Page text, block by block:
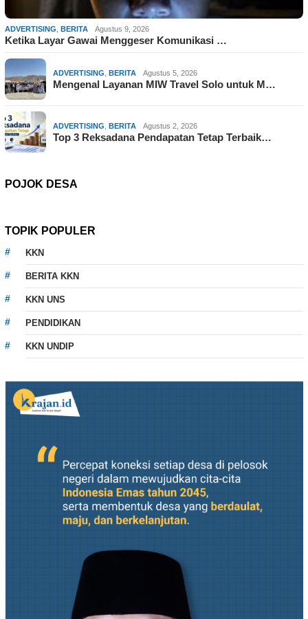
ADVERTISING BERITA Agustus 9, 2026
Ketika Layar Gawai Menggeser Komunikasi …
ADVERTISING BERITA Agustus 5, 2026
Mengenal Layanan MIW Travel Solo untuk M…
ADVERTISING BERITA Agustus 2, 2026
Top 3 Reksadana Pendapatan Tetap Terbaik…
POJOK DESA
TOPIK POPULER
KKN
BERITA KKN
KKN UNS
PENDIDIKAN
KKN UNDIP